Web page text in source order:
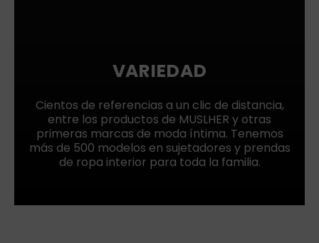
VARIEDAD
Cientos de referencias a un clic de distancia,
entre los productos de MUSLHER y otras
primeras marcas de moda íntima. Tenemos
más de 500 modelos en sujetadores y prendas
de ropa interior para toda la familia.